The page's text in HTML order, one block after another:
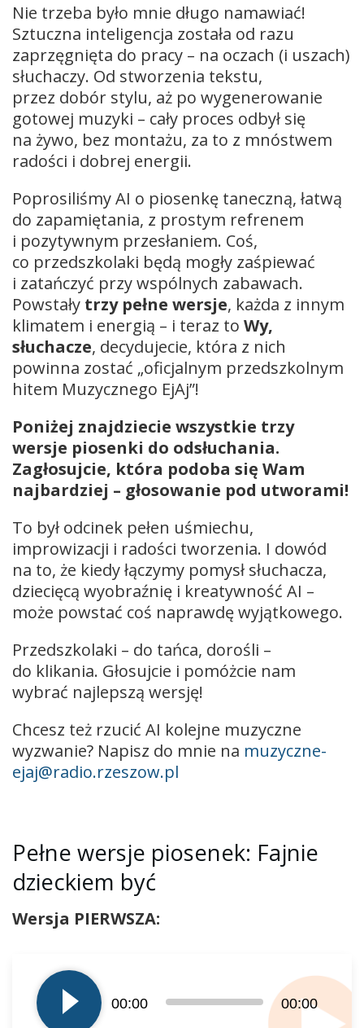
Nie trzeba było mnie długo namawiać!
Sztuczna inteligencja została od razu
zaprzęgnięta do pracy – na oczach (i uszach)
słuchaczy. Od stworzenia tekstu,
przez dobór stylu, aż po wygenerowanie
gotowej muzyki – cały proces odbył się
na żywo, bez montażu, za to z mnóstwem
radości i dobrej energii.
Poprosiliśmy AI o piosenkę taneczną, łatwą
do zapamiętania, z prostym refrenem
i pozytywnym przesłaniem. Coś,
co przedszkolaki będą mogły zaśpiewać
i zatańczyć przy wspólnych zabawach.
Powstały trzy pełne wersje, każda z innym
klimatem i energią – i teraz to Wy,
słuchacze, decydujecie, która z nich
powinna zostać „oficjalnym przedszkolnym
hitem Muzycznego EjAj”!
Poniżej znajdziecie wszystkie trzy
wersje piosenki do odsłuchania.
Zagłosujcie, która podoba się Wam
najbardziej – głosowanie pod utworami!
To był odcinek pełen uśmiechu,
improwizacji i radości tworzenia. I dowód
na to, że kiedy łączymy pomysł słuchacza,
dziecięcą wyobraźnię i kreatywność AI –
może powstać coś naprawdę wyjątkowego.
Przedszkolaki – do tańca, dorośli –
do klikania. Głosujcie i pomóżcie nam
wybrać najlepszą wersję!
Chcesz też rzucić AI kolejne muzyczne
wyzwanie? Napisz do mnie na muzyczne-
ejaj@radio.rzeszow.pl
Pełne wersje piosenek: Fajnie
dzieckiem być
Wersja PIERWSZA:
plików
dźwiękowych
00:00 00:00